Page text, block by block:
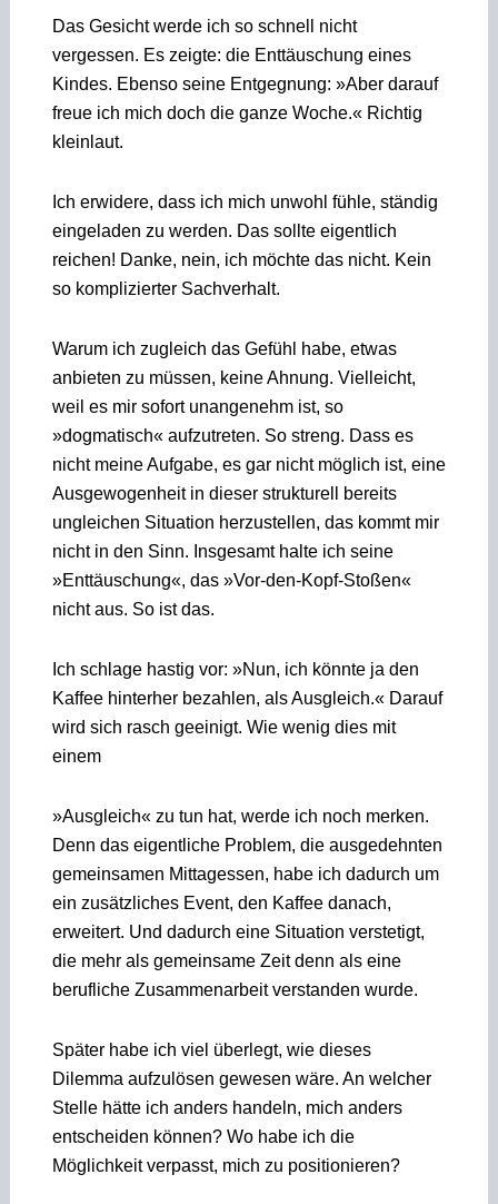
Das Gesicht werde ich so schnell nicht
vergessen. Es zeigte: die Enttäuschung eines
Kindes. Ebenso seine Entgegnung: »Aber darauf
freue ich mich doch die ganze Woche.« Richtig
kleinlaut.
Ich erwidere, dass ich mich unwohl fühle, ständig
eingeladen zu werden. Das sollte eigentlich
reichen! Danke, nein, ich möchte das nicht. Kein
so komplizierter Sachverhalt.
Warum ich zugleich das Gefühl habe, etwas
anbieten zu müssen, keine Ahnung. Vielleicht,
weil es mir sofort unangenehm ist, so
»dogmatisch« aufzutreten. So streng. Dass es
nicht meine Aufgabe, es gar nicht möglich ist, eine
Ausgewogenheit in dieser strukturell bereits
ungleichen Situation herzustellen, das kommt mir
nicht in den Sinn. Insgesamt halte ich seine
»Enttäuschung«, das »Vor-den-Kopf-Stoßen«
nicht aus. So ist das.
Ich schlage hastig vor: »Nun, ich könnte ja den
Kaffee hinterher bezahlen, als Ausgleich.« Darauf
wird sich rasch geeinigt. Wie wenig dies mit
einem
»Ausgleich« zu tun hat, werde ich noch merken.
Denn das eigentliche Problem, die ausgedehnten
gemeinsamen Mittagessen, habe ich dadurch um
ein zusätzliches Event, den Kaffee danach,
erweitert. Und dadurch eine Situation verstetigt,
die mehr als gemeinsame Zeit denn als eine
berufliche Zusammenarbeit verstanden wurde.
Später habe ich viel überlegt, wie dieses
Dilemma aufzulösen gewesen wäre. An welcher
Stelle hätte ich anders handeln, mich anders
entscheiden können? Wo habe ich die
Möglichkeit verpasst, mich zu positionieren?